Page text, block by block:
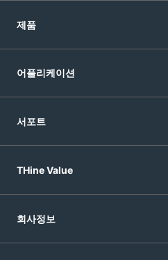
제품
어플리케이션
서포트
THine Value
회사정보